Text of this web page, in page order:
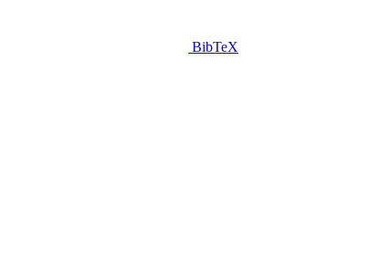
BibTeX